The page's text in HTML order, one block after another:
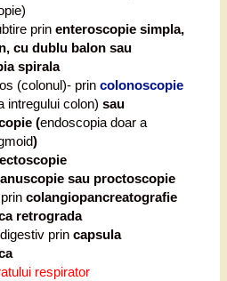
prin enteroscopie simpla,
cu dublu balon sau
spirala
(colonul)- prin colonoscopie
intregului colon) sau
(endoscopia doar a
)
anuscopie sau proctoscopie
colangiopancreatografie
retrograda
prin capsula
respirator